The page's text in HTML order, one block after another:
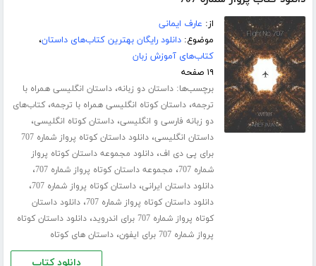
از: عارف ایمانی
موضوع:دانلود رایگان بهترین کتاب‌های داستان،
کتاب‌های آموزش زبان
۱۹ صفحه
برچسب‌ها:داستان دو زبانه،داستان انگلیسی همراه با
ترجمه،داستان کوتاه انگلیسی همراه با ترجمه،کتاب‌های
دو زبانه فارسی و انگلیسی،داستان کوتاه انگلیسی،
داستان انگلیسی،
دانلود داستان کوتاه پرواز شماره 707
برای پی دی اف،دانلود مجموعه داستان کوتاه پرواز
شماره 707
، مجموعه داستان کوتاه پرواز شماره 707 ،
دانلود داستان ایرانی،داستان کوتاه پرواز شماره 707 ،
دانلود داستان کوتاه پرواز شماره 707 ،دانلود داستان
کوتاه پرواز شماره 707 برای اندروید
،دانلود داستان کوتاه
پرواز شماره 707 برای ایفون
،داستان های کوتاه
دانلود کتاب